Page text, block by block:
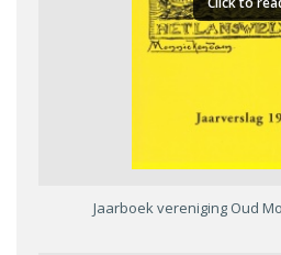
Jaarboek vereniging Oud